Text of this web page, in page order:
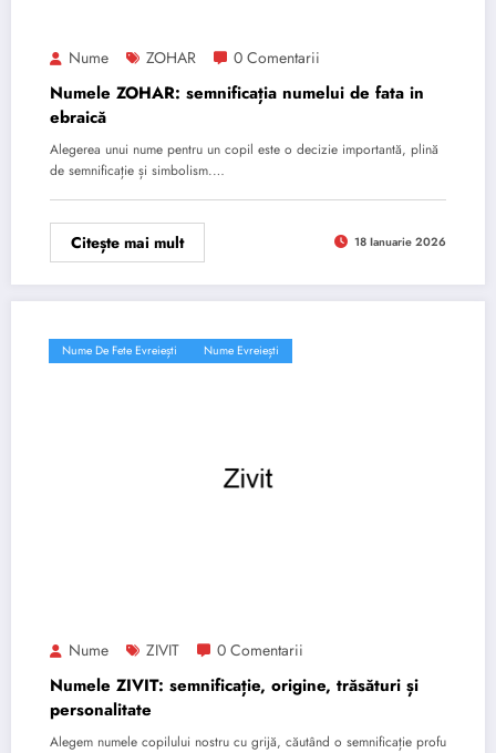
Nume ZOHAR 0 Comentarii
Numele ZOHAR: semnificația numelui de fata in
ebraică
Alegerea unui nume pentru un copil este o decizie importantă, plină
de semnificație și simbolism.…
Citește mai mult 18 Ianuarie 2026
Nume De Fete Evreiești Nume Evreiești
Nume ZIVIT 0 Comentarii
Numele ZIVIT: semnificație, origine, trăsături și
personalitate
Alegem numele copilului nostru cu grijă, căutând o semnificație profu